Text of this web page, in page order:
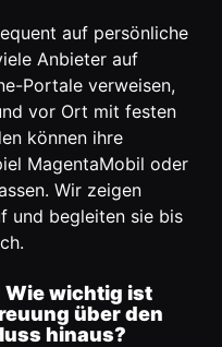
auf persönliche
Anbieter auf
Portale verweisen,
vor Ort mit festen
können ihre
MagentaMobil oder
Wir zeigen
und begleiten sie bis
wichtig ist
über den
hinaus?